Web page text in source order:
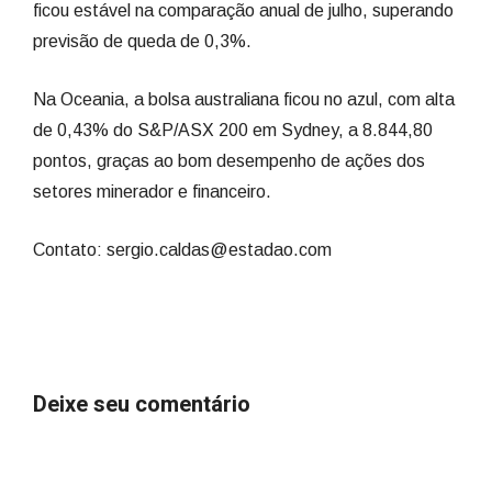
ficou estável na comparação anual de julho, superando
previsão de queda de 0,3%.
Na Oceania, a bolsa australiana ficou no azul, com alta
de 0,43% do S&P/ASX 200 em Sydney, a 8.844,80
pontos, graças ao bom desempenho de ações dos
setores minerador e financeiro.
Contato: sergio.caldas@estadao.com
Deixe seu comentário